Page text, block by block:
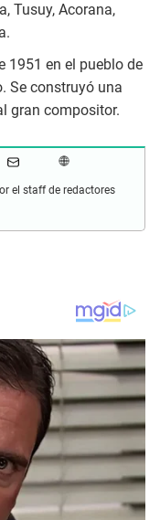
Tusuy, Acorana,
1951 en el pueblo de
Se construyó una
gran compositor.
el staff de redactores